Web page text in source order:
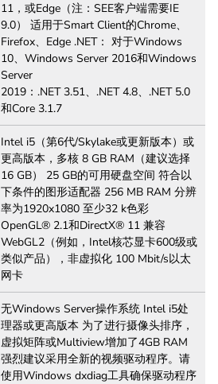
11，或Edge（注：SEE客户端需要IE
9.0） 适用于Smart Client的Chrome、
Firefox、Edge .NET： 对于Windows
10、Windows Server 2016和Windows
Server
2019：.NET 3.51、.NET 4.8、.NET 5.0
和Core 3.1.7
Intel i5（第6代/Skylake或更新版本）或
更高版本，多核 8 GB RAM（建议选择
16 GB） 25 GB的可用硬盘空间 符合以
下条件的图形适配器 256 MB RAM 分辨
率为1920x1080 至少32 k色彩
OpenGL® 2.1和DirectX® 11 兼容
WebGL2（例如，Intel核芯显卡600级或
类似产品），非虚拟化 100 Mbit/s以太
网卡
无Windows Server操作系统 Intel i5处
理器或更高版本 为了进行摄像头排序，
虚拟矩阵或Multiview增加了4GB RAM
强烈建议采用全新的视频驱动程序。请
使用Windows dxdiag工具确保驱动程序